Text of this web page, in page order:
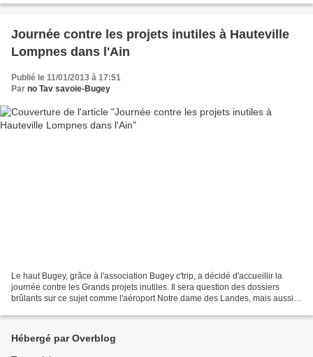
Journée contre les projets inutiles à Hauteville
Lompnes dans l'Ain
Publié le 11/01/2013 à 17:51
Par no Tav savoie-Bugey
Le haut Bugey, grâce à l'association Bugey c'trip, a décidé d'accueillir la
journée contre les Grands projets inutiles. Il sera question des dossiers
brûlants sur ce sujet comme l'aéroport Notre dame des Landes, mais aussi
Hébergé par Overblog